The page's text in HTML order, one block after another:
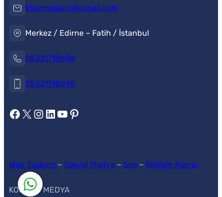
koozmoajans@gmail.com
Merkez / Edirne – Fatih / İstanbul
05321718698
05321718698
https://www.facebook.com/koozmoajans https://x.com/koozmoajans https://www.instagram.com/koozmoajans/ https://www.linkedin.com/in/koozmo-ajans/ https://www.youtube.com/@videotanitim Pinterest
Web Tasarım – Sosyal Medya – Seo – Reklam Ajansı
KOOZMO MEDYA